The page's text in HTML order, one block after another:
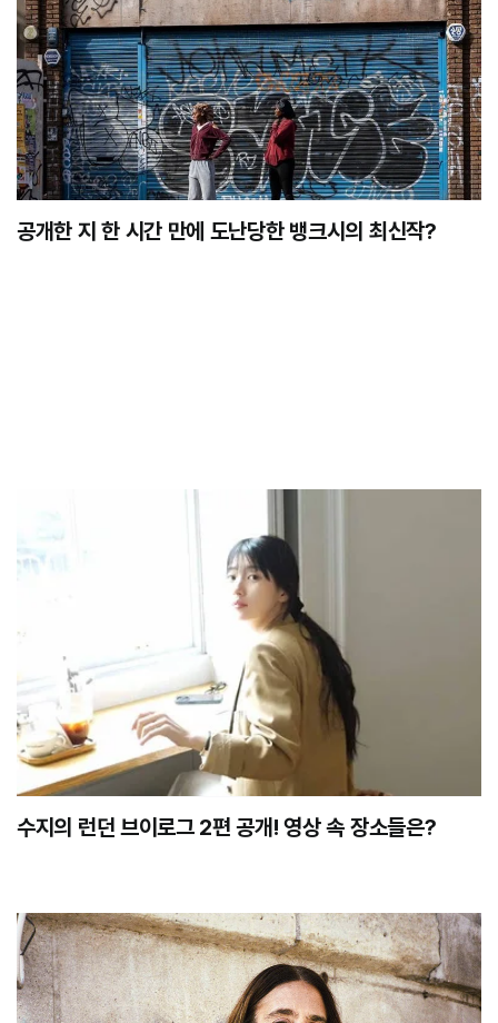
공개한 지 한 시간 만에 도난당한 뱅크시의 최신작?
수지의 런던 브이로그 2편 공개! 영상 속 장소들은?